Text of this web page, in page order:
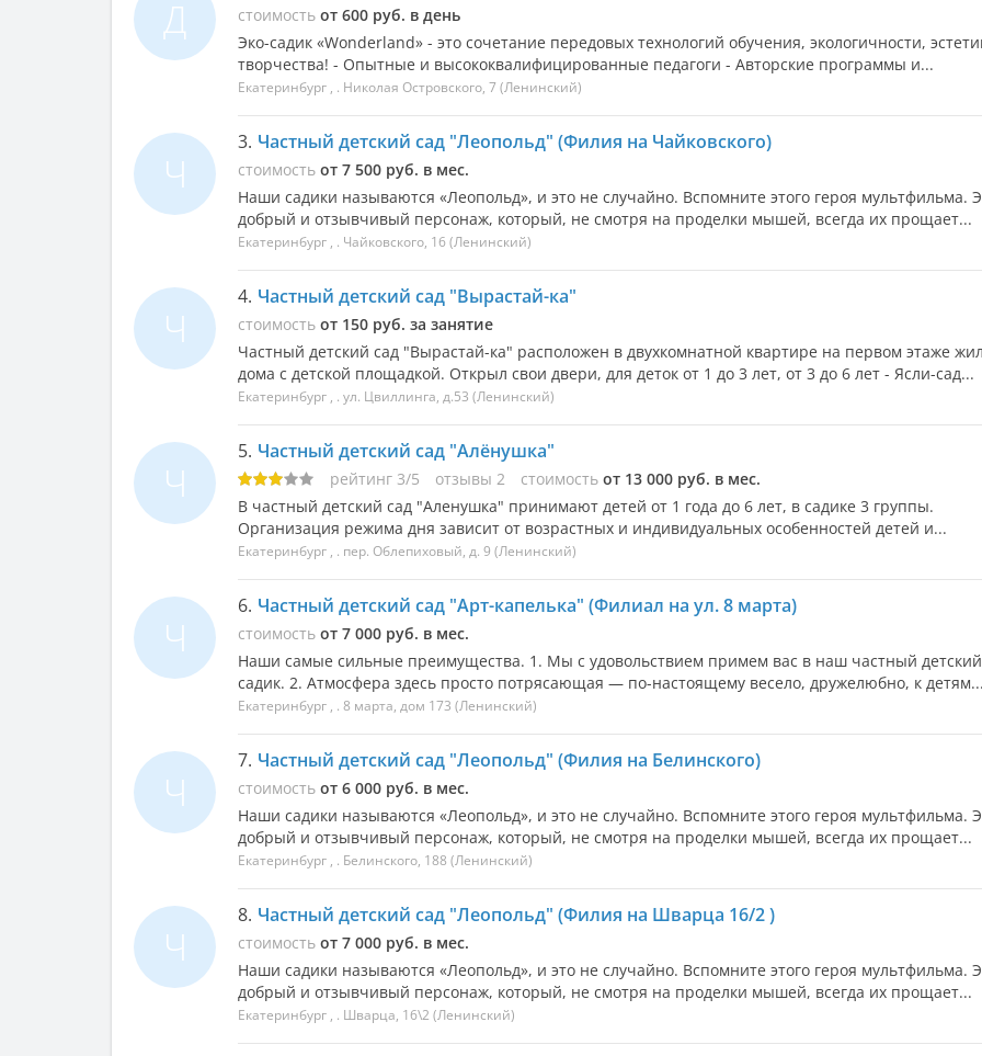
Д стоимость от 600 руб. в день
Эко-садик «Wonderland» - это сочетание передовых технологий обучения, экологичности,
творчества! - Опытные и высококвалифицированные педагоги - Авторские программы и...
Екатеринбург , . Николая Островского, 7 (Ленинский)
Ч
3. Частный детский сад "Леопольд" (Филия на Чайковского)
стоимость от 7 500 руб. в мес.
Наши садики называются «Леопольд», и это не случайно. Вспомните этого героя мультфильма.
добрый и отзывчивый персонаж, который, не смотря на проделки мышей, всегда их прощает...
Екатеринбург , . Чайковского, 16 (Ленинский)
Ч
4. Частный детский сад "Вырастай-ка"
стоимость от 150 руб. за занятие
Частный детский сад "Вырастай-ка" расположен в двухкомнатной квартире на первом этаже
дома с детской площадкой. Открыл свои двери, для деток от 1 до 3 лет, от 3 до 6 лет - Ясли-сад...
Екатеринбург , . ул. Цвиллинга, д.53 (Ленинский)
Ч
5. Частный детский сад "Алёнушка"
рейтинг 3/5 отзывы 2 стоимость от 13 000 руб. в мес.
В частный детский сад "Аленушка" принимают детей от 1 года до 6 лет, в садике 3 группы.
Организация режима дня зависит от возрастных и индивидуальных особенностей детей и...
Екатеринбург , . пер. Облепиховый, д. 9 (Ленинский)
Ч
6. Частный детский сад "Арт-капелька" (Филиал на ул. 8 марта)
стоимость от 7 000 руб. в мес.
Наши самые сильные преимущества. 1. Мы с удовольствием примем вас в наш частный детский
садик. 2. Атмосфера здесь просто потрясающая — по-настоящему весело, дружелюбно, к
Екатеринбург , . 8 марта, дом 173 (Ленинский)
Ч
7. Частный детский сад "Леопольд" (Филия на Белинского)
стоимость от 6 000 руб. в мес.
Наши садики называются «Леопольд», и это не случайно. Вспомните этого героя мультфильма.
добрый и отзывчивый персонаж, который, не смотря на проделки мышей, всегда их прощает...
Екатеринбург , . Белинского, 188 (Ленинский)
Ч
8. Частный детский сад "Леопольд" (Филия на Шварца 16/2 )
стоимость от 7 000 руб. в мес.
Наши садики называются «Леопольд», и это не случайно. Вспомните этого героя мультфильма.
добрый и отзывчивый персонаж, который, не смотря на проделки мышей, всегда их прощает...
Екатеринбург , . Шварца, 16\2 (Ленинский)